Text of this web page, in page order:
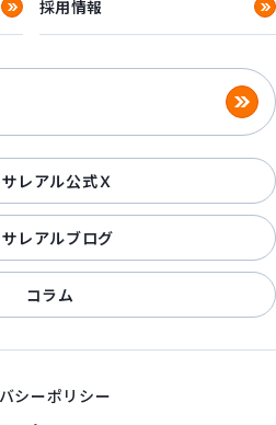
採用情報
レアル公式Ｘ
レアルブログ
コラム
シーポリシー